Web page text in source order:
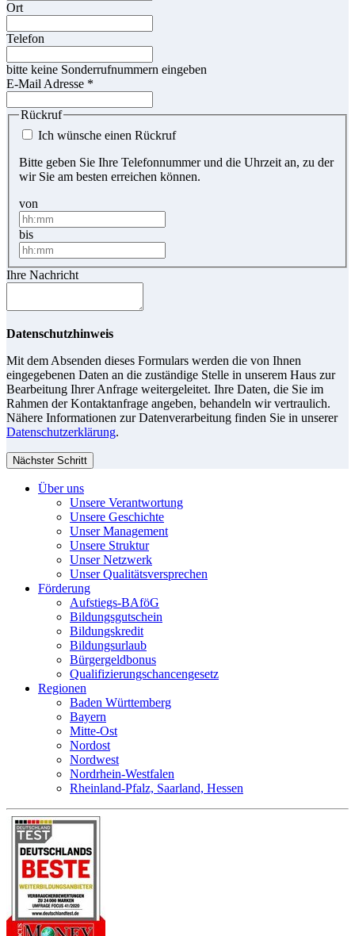
Ort
Telefon
bitte keine Sonderrufnummern eingeben
E-Mail Adresse *
Rückruf
Ich wünsche einen Rückruf
Bitte geben Sie Ihre Telefonnummer und die Uhrzeit an, zu der
wir Sie am besten erreichen können.
von
bis
Ihre Nachricht
Datenschutzhinweis
Mit dem Absenden dieses Formulars werden die von Ihnen
eingegebenen Daten an die zuständige Stelle in unserem Haus zur
Bearbeitung Ihrer Anfrage weitergeleitet. Ihre Daten, die Sie im
Rahmen der Kontaktanfrage angeben, behandeln wir vertraulich.
Nähere Informationen zur Datenverarbeitung finden Sie in unserer
Datenschutzerklärung.
Nächster Schritt
Über uns
Unsere Verantwortung
Unsere Geschichte
Unser Management
Unsere Struktur
Unser Netzwerk
Unser Qualitätsversprechen
Förderung
Aufstiegs-BAföG
Bildungsgutschein
Bildungskredit
Bildungsurlaub
Bürgergeldbonus
Qualifizierungschancengesetz
Regionen
Baden Württemberg
Bayern
Mitte-Ost
Nordost
Nordwest
Nordrhein-Westfalen
Rheinland-Pfalz, Saarland, Hessen